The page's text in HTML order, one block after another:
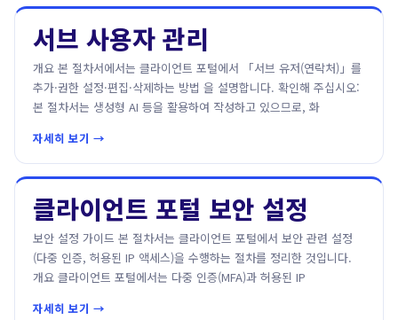
서브 사용자 관리
개요 본 절차서에서는 클라이언트 포털에서 「서브 유저(연락처)」를
추가·권한 설정·편집·삭제하는 방법 을 설명합니다. 확인해 주십시오:
본 절차서는 생성형 AI 등을 활용하여 작성하고 있으므로, 화
자세히 보기 →
클라이언트 포털 보안 설정
보안 설정 가이드 본 절차서는 클라이언트 포털에서 보안 관련 설정
(다중 인증, 허용된 IP 액세스)을 수행하는 절차를 정리한 것입니다.
개요 클라이언트 포털에서는 다중 인증(MFA)과 허용된 IP
자세히 보기 →